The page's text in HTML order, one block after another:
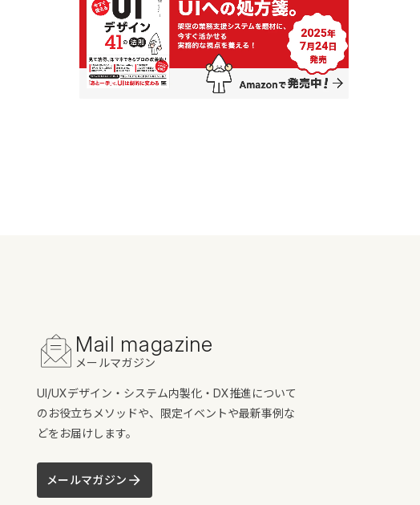
Mail magazine
メールマガジン
UI/UXデザイン・システム内製化・DX推進について
のお役立ちメソッドや、限定イベントや最新事例な
どをお届けします。
メールマガジン